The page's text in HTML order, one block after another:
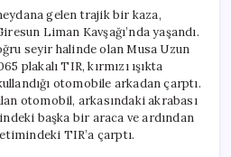
Kaybetti
için
gelen trajik bir kaza,
Liman Kavşağı’nda yaşandı.
seyir halinde olan Musa Uzun
plakalı TIR, kırmızı ışıkta
otomobile arkadan çarptı.
otomobil, arkasındaki akrabası
başka bir araca ve ardından
TIR’a çarptı.